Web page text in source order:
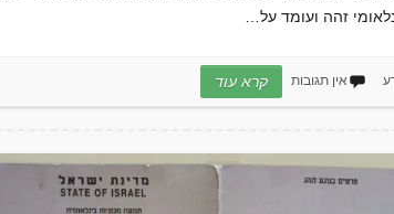
זהה ועומד על…
אין תגובות קרא עוד